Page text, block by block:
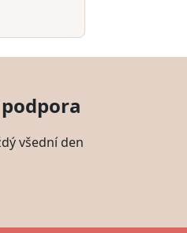
všední den